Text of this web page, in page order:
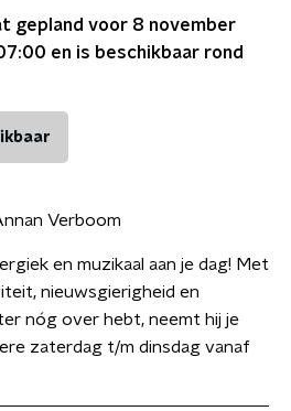
gepland voor 8 november
en is beschikbaar rond
Verboom
en muzikaal aan je dag! Met
nieuwsgierigheid en
nóg over hebt, neemt hij je
zaterdag t/m dinsdag vanaf